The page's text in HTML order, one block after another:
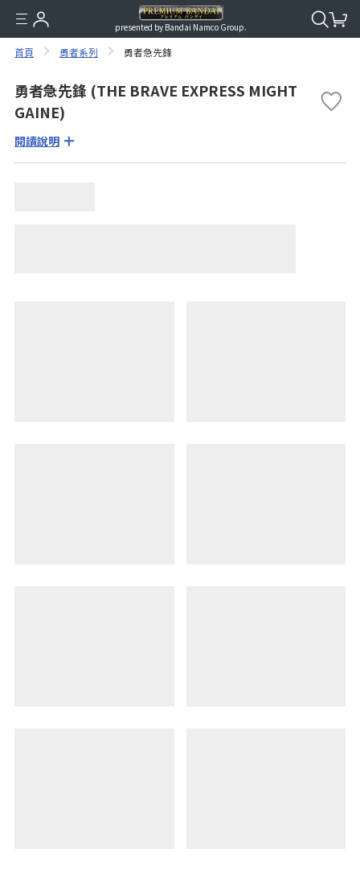
presented by Bandai Namco Group.
首頁 勇者系列 勇者急先鋒
勇者急先鋒 (THE BRAVE EXPRESS MIGHT
GAINE)
閱讀說明